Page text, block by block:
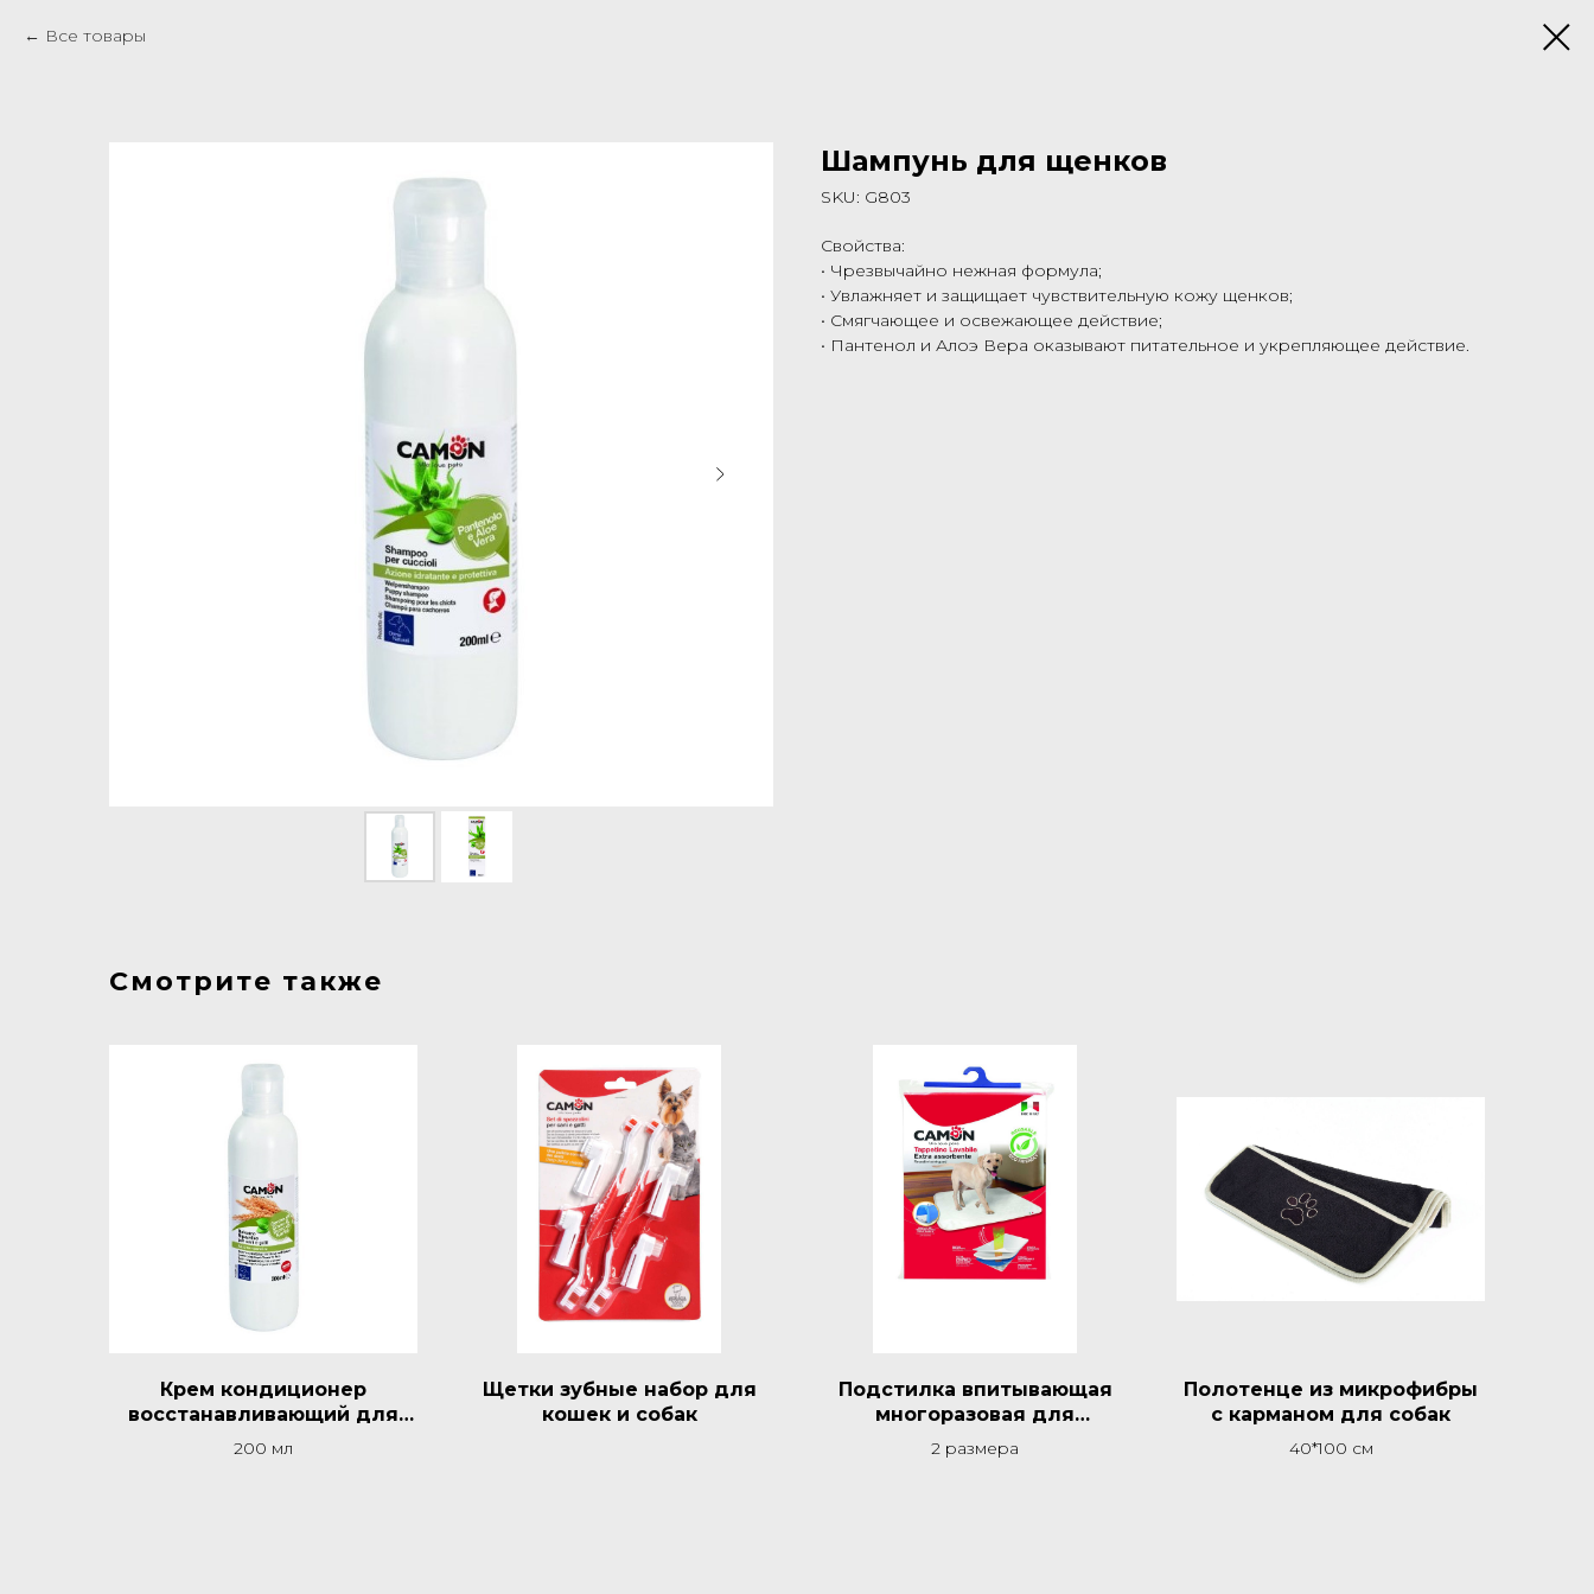
Все товары
Шампунь для щенков
SKU: G803
Свойства:
• Чрезвычайно нежная формула;
• Увлажняет и защищает чувствительную кожу щенков;
• Смягчающее и освежающее действие;
• Пантенол и Алоэ Вера оказывают питательное и укрепляющее действие.
Смотрите также
Крем кондиционер
восстанавливающий для
шерсти
200 мл
Щетки зубные набор для
кошек и собак
Подстилка впитывающая
многоразовая для
приучения к туалету
2 размера
Полотенце из микрофибры
с карманом для собак
40*100 см